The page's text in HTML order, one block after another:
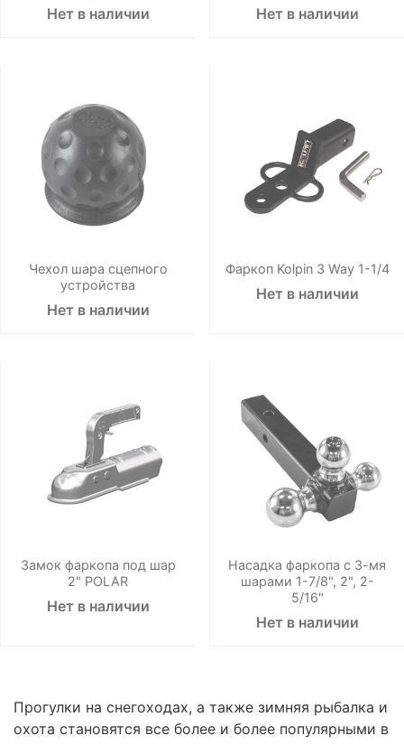
Нет в наличии Нет в наличии
Чехол шара сцепного
устройства
Нет в наличии
Фаркоп Kolpin 3 Way 1-1/4
Нет в наличии
Замок фаркопа под шар
2" POLAR
Нет в наличии
Насадка фаркопа с 3-мя
шарами 1-7/8", 2", 2-
5/16"
Нет в наличии
Прогулки на снегоходах, а также зимняя рыбалка и
охота становятся все более и более популярными в